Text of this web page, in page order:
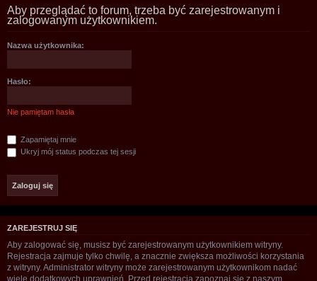
Aby przeglądać to forum, trzeba być zarejestrowanym i
zalogowanym użytkownikiem.
Nazwa użytkownika:
Hasło:
Nie pamiętam hasła
Zapamiętaj mnie
Ukryj mój status podczas tej sesji
ZAREJESTRUJ SIĘ
Aby zalogować się, musisz być zarejestrowanym użytkownikiem witryny.
Rejestracja zajmuje tylko chwilę, a znacznie zwiększa możliwości korzystania
z witryny. Administrator witryny może zarejestrowanym użytkownikom nadać
wiele dodatkowych uprawnień. Przed rejestracją zapoznaj się z naszym